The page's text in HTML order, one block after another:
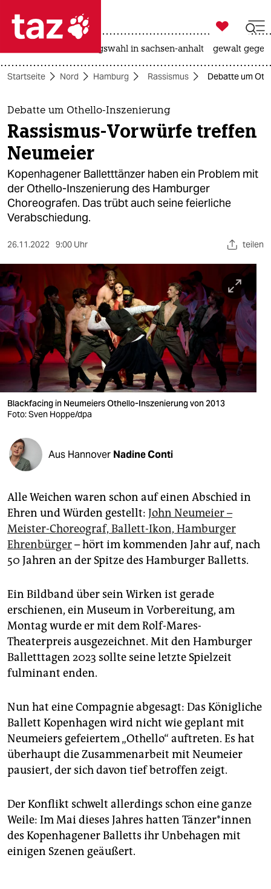
 taz zahl ich
taz zahl ich
themen
politik
öko
gesellschaft
kultur
sport
berlin
nord
wahrheit
verlag
verlag
veranstaltungen
fragen & hilfe
unterstützen
abo
genossenschaft
epaper login

taz zahl ich
landtagswahl in sachsen-anhalt gewalt
Startseite Nord Hamburg Rassismus Debatte um
Debatte um Othello-Inszenierung
Rassismus-Vorwürfe treffen
Neumeier
Kopenhagener Balletttänzer haben ein Problem mit
der Othello-Inszenierung des Hamburger
Choreografen. Das trübt auch seine feierliche
Verabschiedung.
26.11.2022 9:00 Uhr teilen
Blackfacing in Neumeiers Othello-Inszenierung von 2013
Foto: Sven Hoppe/dpa
Aus Hannover Nadine Conti
Alle Weichen waren schon auf einen Abschied in
Ehren und Würden gestellt: John ­Neumeier –
Meister-Choreograf, Ballett-Ikon, Hamburger
Ehrenbürger– hört im kommenden Jahr auf, nach
50 Jahren an der Spitze des Hamburger Balletts.
Ein Bildband über sein Wirken ist gerade
erschienen, ein ­Museum in Vorbereitung, am
Montag wurde er mit dem Rolf-Mares-
Theaterpreis ausgezeichnet. Mit den Hamburger
Balletttagen 2023 sollte seine letzte Spielzeit
fulminant enden.
Nun hat eine Compagnie abgesagt: Das Königliche
Ballett Kopenhagen wird nicht wie geplant mit
Neumeiers gefeiertem „Othello“ auftreten. Es hat
überhaupt die Zusammenarbeit mit Neumeier
pausiert, der sich davon tief betroffen zeigt.
Der Konflikt schwelt allerdings schon eine ganze
Weile: Im Mai dieses Jahres hatten Tän­ze­r*in­nen
des Kopenhagener Balletts ihr Unbehagen mit
einigen Szenen geäußert.